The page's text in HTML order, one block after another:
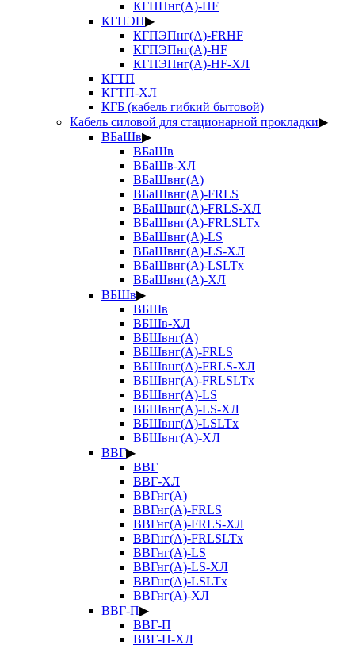
КГППнг(А)-HF
КГПЭП▶
КГПЭПнг(А)-FRHF
КГПЭПнг(А)-HF
КГПЭПнг(А)-HF-ХЛ
КГТП
КГТП-ХЛ
КГБ (кабель гибкий бытовой)
Кабель силовой для стационарной прокладки▶
ВБаШв▶
ВБаШв
ВБаШв-ХЛ
ВБаШвнг(А)
ВБаШвнг(А)-FRLS
ВБаШвнг(А)-FRLS-ХЛ
ВБаШвнг(А)-FRLSLTx
ВБаШвнг(А)-LS
ВБаШвнг(А)-LS-ХЛ
ВБаШвнг(А)-LSLTx
ВБаШвнг(А)-ХЛ
ВБШв▶
ВБШв
ВБШв-ХЛ
ВБШвнг(А)
ВБШвнг(А)-FRLS
ВБШвнг(А)-FRLS-ХЛ
ВБШвнг(А)-FRLSLTx
ВБШвнг(А)-LS
ВБШвнг(А)-LS-ХЛ
ВБШвнг(А)-LSLTx
ВБШвнг(А)-ХЛ
ВВГ▶
ВВГ
ВВГ-ХЛ
ВВГнг(А)
ВВГнг(А)-FRLS
ВВГнг(А)-FRLS-ХЛ
ВВГнг(А)-FRLSLTx
ВВГнг(А)-LS
ВВГнг(А)-LS-ХЛ
ВВГнг(А)-LSLTx
ВВГнг(А)-ХЛ
ВВГ-П▶
ВВГ-П
ВВГ-П-ХЛ